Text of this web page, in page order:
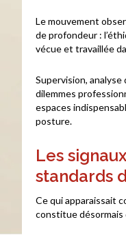
Le mouvement
de profondeur :
vécue et travaillée
Supervision,
dilemmes
espaces
posture.
Les
standards
Ce qui apparaissait
constitue désormais